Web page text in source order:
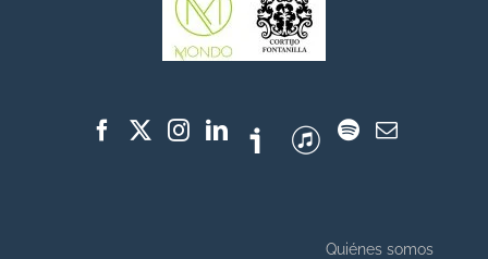
Quiénes somos